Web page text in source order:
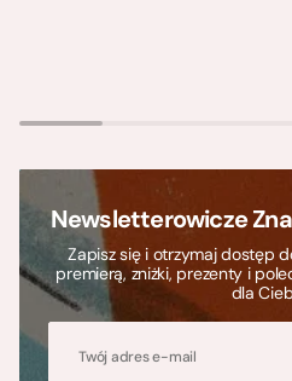
Newsletterowicze
Zapisz się i otrzymaj dostęp
premierą, zniżki, prezenty i
dla